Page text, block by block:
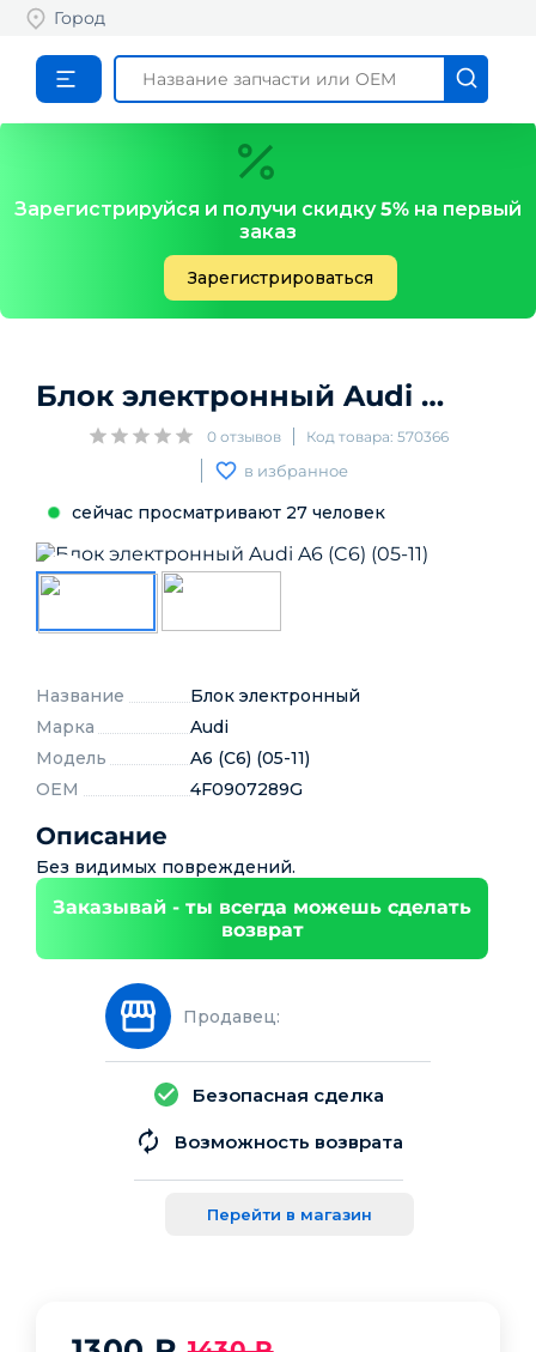
Город
Зарегистрируйся и получи скидку5% на первый
заказ
Зарегистрироваться
Блок электронный Audi A6 (C6)
0 отзывов Код товара: 570366
в избранное
сейчас просматривают 27 человек
Название
Блок электронный
Марка
Audi
Модель
A6 (C6) (05-11)
OEM
4F0907289G
Описание
Без видимых повреждений.
Заказывай - ты всегда можешь сделать
возврат
Продавец:
Безопасная сделка
Возможность возврата
Перейти в магазин